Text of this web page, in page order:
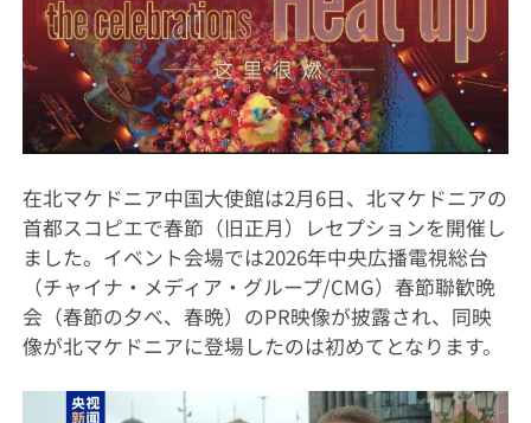
在北マケドニア中国大使館は2月6日、北マケドニアの
首都スコピエで春節（旧正月）レセプションを開催し
ました。イベント会場では2026年中央広播電視総台
（チャイナ・メディア・グループ/CMG）春節聯歓晩
会（春節の夕べ、春晩）のPR映像が披露され、同映
像が北マケドニアに登場したのは初めてとなります。